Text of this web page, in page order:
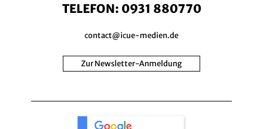
TELEFON: 0931 880770
contact@icue-medien.de
Zur Newsletter-Anmeldung